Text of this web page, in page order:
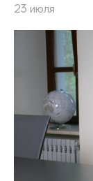
23 июля